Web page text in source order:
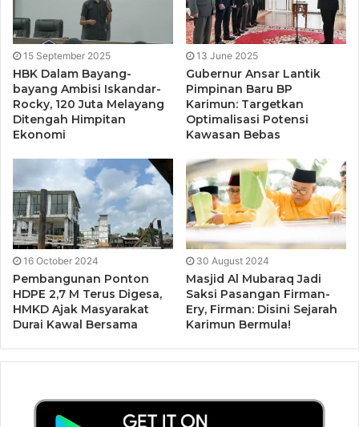
Desa Tanjung Kilang yang lebih baik,” tukas Saono.
Peringatan Tahun Islam Desa Tanjung Kilang.
Acara yang khidmat ini dipandu oleh Saudari Nazirah serta
tausiyah Agama Oleh H.Baginda Malim Siregar, S.Pd.,MSi
dari Tanjung Balai Karimun
Babinsa, Kepala UPT Perhubungan, Kepala UPT Perikanan
Durai, Pendamping Desa dan Tokoh Agama, Tokoh
15 September 2025
HBK Dalam Bayang-
bayang Ambisi Iskandar-
Rocky, 120 Juta Melayang
Ditengah Himpitan
Ekonomi
13 June 2025
Gubernur Ansar Lantik
Pimpinan Baru BP
Karimun: Targetkan
Optimalisasi Potensi
Kawasan Bebas
16 October 2024
Pembangunan Ponton
HDPE 2,7 M Terus Digesa,
HMKD Ajak Masyarakat
Durai Kawal Bersama
30 August 2024
Masjid Al Mubaraq Jadi
Saksi Pasangan Firman-
Ery, Firman: Disini Sejarah
Karimun Bermula!